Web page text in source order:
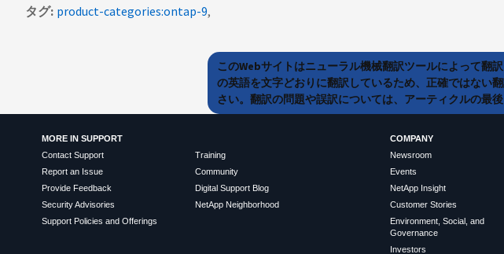
タグ product-categories:ontap-9
このWebサイトはニューラル機械翻訳ツールによって翻
の英語を文字どおりに翻訳しているため、正確ではない
さい。翻訳の問題や誤訳については、アーティクルの最
MORE IN SUPPORT
Contact Support
Report an Issue
Provide Feedback
Security Advisories
Support Policies and Offerings
Training
Community
Digital Support Blog
NetApp Neighborhood
COMPANY
Newsroom
Events
NetApp Insight
Customer Stories
Environment, Social, and
Governance
Investors